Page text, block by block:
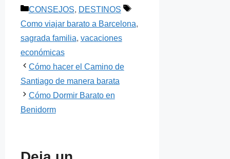
Categorías
CONSEJOS, DESTINOS
Etiquetas
Como viajar barato a Barcelona,
sagrada familia, vacaciones
económicas
Cómo hacer el Camino de
Santiago de manera barata
Cómo Dormir Barato en
Benidorm